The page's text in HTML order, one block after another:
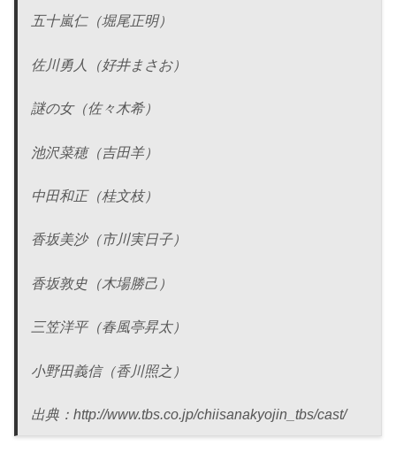
五十嵐仁（堀尾正明）
佐川勇人（好井まさお）
謎の女（佐々木希）
池沢菜穂（吉田羊）
中田和正（桂文枝）
香坂美沙（市川実日子）
香坂敦史（木場勝己）
三笠洋平（春風亭昇太）
小野田義信（香川照之）
出典：http://www.tbs.co.jp/chiisanakyojin_tbs/cast/